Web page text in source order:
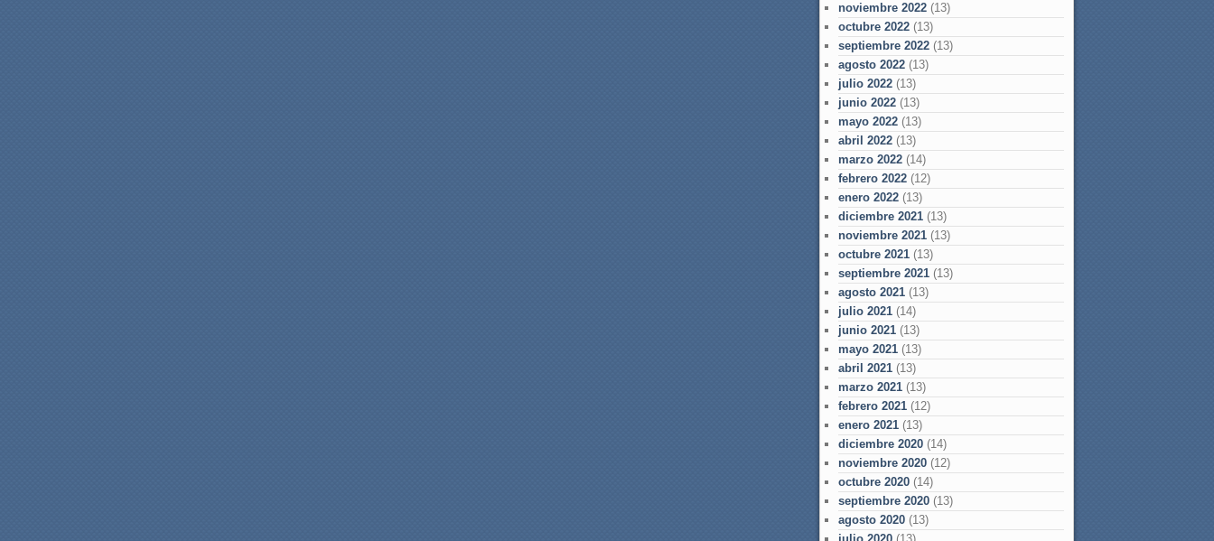
noviembre 2022 (13)
octubre 2022 (13)
septiembre 2022 (13)
agosto 2022 (13)
julio 2022 (13)
junio 2022 (13)
mayo 2022 (13)
abril 2022 (13)
marzo 2022 (14)
febrero 2022 (12)
enero 2022 (13)
diciembre 2021 (13)
noviembre 2021 (13)
octubre 2021 (13)
septiembre 2021 (13)
agosto 2021 (13)
julio 2021 (14)
junio 2021 (13)
mayo 2021 (13)
abril 2021 (13)
marzo 2021 (13)
febrero 2021 (12)
enero 2021 (13)
diciembre 2020 (14)
noviembre 2020 (12)
octubre 2020 (14)
septiembre 2020 (13)
agosto 2020 (13)